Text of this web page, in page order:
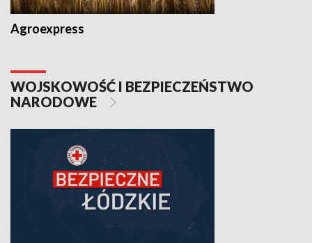
Agroexpress
WOJSKOWOŚĆ I BEZPIECZEŃSTWO
NARODOWE